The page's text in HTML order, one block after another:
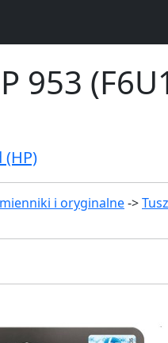
953
(HP)
i oryginalne->